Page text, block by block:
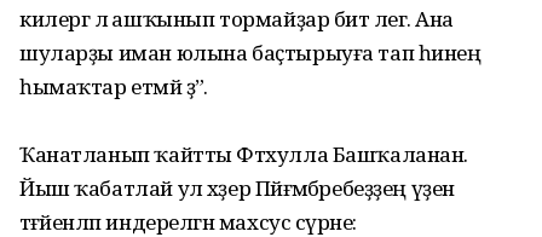
килергә лә ашҡынып тормайҙар бит әлегә. Ана
шуларҙы иман юлына баҫтырыуға тап һинең
һымаҡтар етмәй ҙә”.
Ҡанатланып ҡайтты Фәтхулла Башҡаланан.
Йыш ҡабатлай ул хәҙер Пәйғәмбәребеҙҙең үҙенә
тәғәйенләп индерелгән махсус сүрәне: